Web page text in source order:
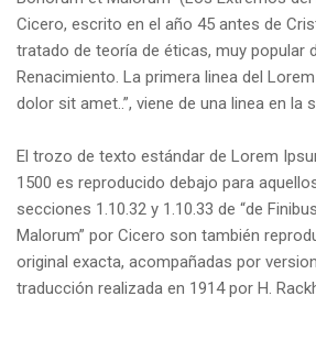
Cicero, escrito en el año 45 antes de
tratado de teoría de éticas, muy popular
Renacimiento. La primera linea del
dolor sit amet..”, viene de una linea en la
El trozo de texto estándar de Lorem
1500 es reproducido debajo para
secciones 1.10.32 y 1.10.33 de “de
Malorum” por Cicero son también
original exacta, acompañadas por
traducción realizada en 1914 por H.